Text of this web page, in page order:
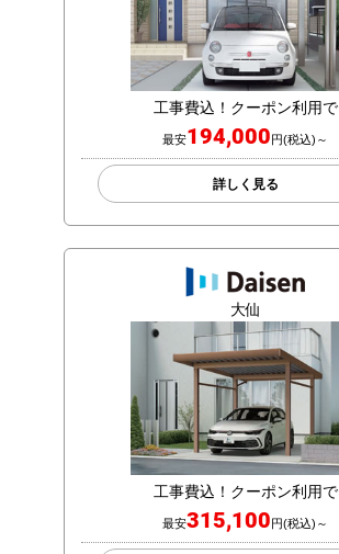
工事費込！クーポン利用で
最安194,000 円(税込)～
詳しく見る
大仙
工事費込！クーポン利用で
最安315,100円(税込)～